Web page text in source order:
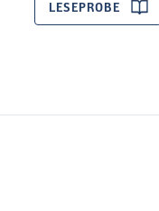
LESEPROBE